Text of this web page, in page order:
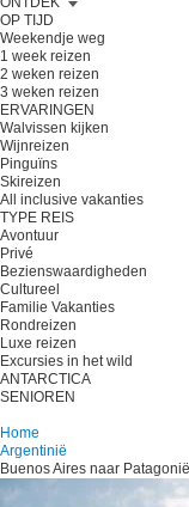
OP TIJD
Weekendje weg
1 week reizen
2 weken reizen
3 weken reizen
ERVARINGEN
Walvissen kijken
Wijnreizen
Pinguïns
Skireizen
All inclusive vakanties
TYPE REIS
Avontuur
Privé
Bezienswaardigheden
Cultureel
Familie Vakanties
Rondreizen
Luxe reizen
Excursies in het wild
ANTARCTICA
SENIOREN
Home
Argentinië
Buenos Aires naar